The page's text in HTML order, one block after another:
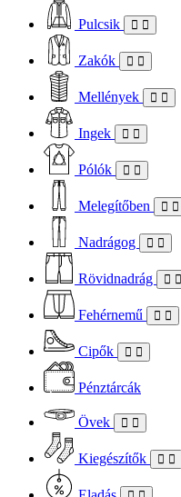
Pulcsik
Zakók
Mellények
Ingek
Pólók
Melegítőben
Nadrágog
Rövidnadrág
Fehérnemű
Cipők
Pénztárcák
Övek
Kiegészítők